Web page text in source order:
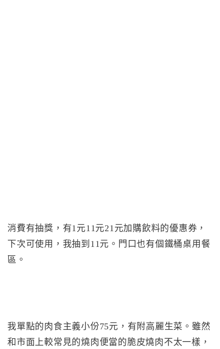
消費有抽獎，有1元11元21元加購飲料的優惠券，
下次可使用，我抽到11元。門口也有個鐵桶桌用餐
區。
我單點的肉食主義小份75元，有附高麗生菜。雖然
和市面上較常見的燒肉便當的脆皮燒肉不太一樣，